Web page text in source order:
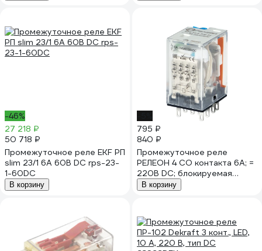
-46%
27 218 ₽
50 718 ₽
Промежуточное реле EKF РП
slim 23/1 6A 60В DC rps-23-
1-60DC
В корзину
795 ₽
840 ₽
Промежуточное реле
РЕЛЕОН 4 CO контакта 6А; =
220В DC; блокируемая
кнопка проверки + LED,
RP434922005
В корзину